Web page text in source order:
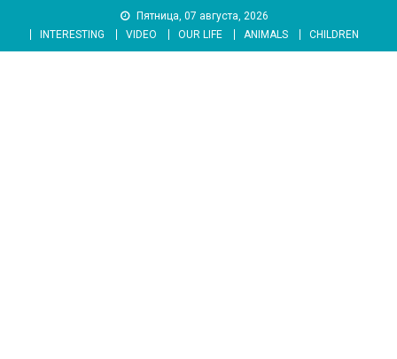
content
Пятница, 07 августа, 2026
INTERESTING
VIDEO OUR LIFE ANIMALS CHILDREN